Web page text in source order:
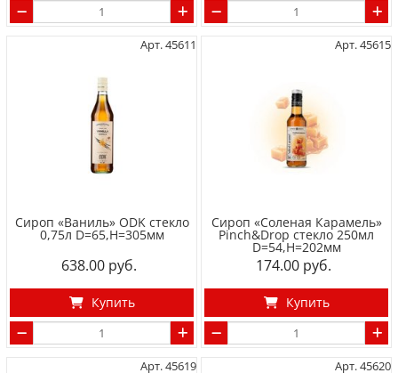
Арт. 45611
Сироп «Ваниль» ODK стекло
0,75л D=65,H=305мм
638.00
Купить
Арт. 45615
Сироп «Соленая Карамель»
Pinch&Drop стекло 250мл
D=54,H=202мм
174.00
Купить
Арт. 45619 Арт. 45620